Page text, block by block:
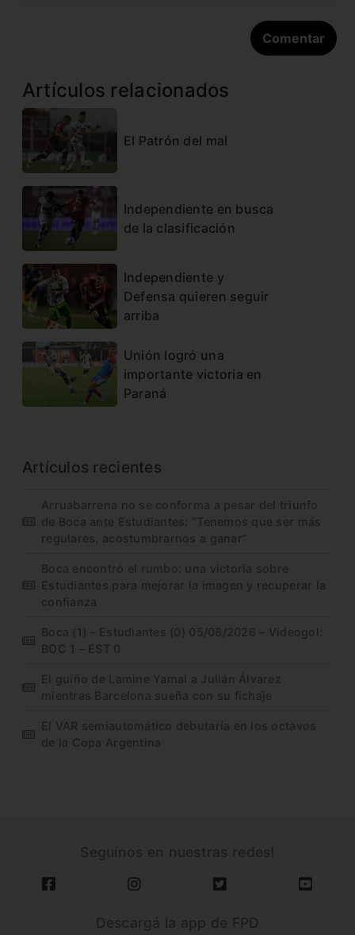
Artículos relacionados
El Patrón del mal
Independiente en busca
de la clasificación
Independiente y
Defensa quieren seguir
arriba
Unión logró una
importante victoria en
Paraná
Artículos recientes
Arruabarrena no se conforma a pesar del triunfo
de Boca ante Estudiantes: “Tenemos que ser más
regulares, acostumbrarnos a ganar”
Boca encontró el rumbo: una victoria sobre
Estudiantes para mejorar la imagen y recuperar la
confianza
Boca (1) – Estudiantes (0) 05/08/2026 – Videogol:
BOC 1 – EST 0
El guiño de Lamine Yamal a Julián Álvarez
mientras Barcelona sueña con su fichaje
El VAR semiautomático debutaría en los octavos
de la Copa Argentina